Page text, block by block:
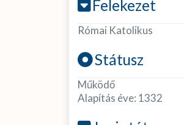
Felekezet
Római Katolikus
Státusz
Működő
Alapítás éve: 1332